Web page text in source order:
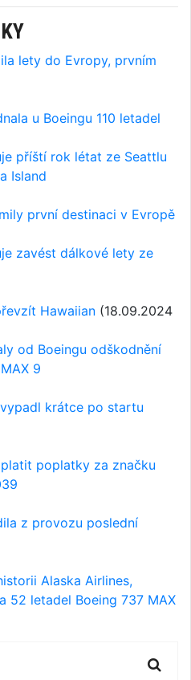
lety do Evropy, prvním
u Boeingu 110 letadel
příští rok létat ze Seattlu
Island
první destinaci v Evropě
zavést dálkové lety ze
Hawaiian (18.09.2024
od Boeingu odškodnění
9
krátce po startu
poplatky za značku
z provozu poslední
Alaska Airlines,
52 letadel Boeing 737 MAX